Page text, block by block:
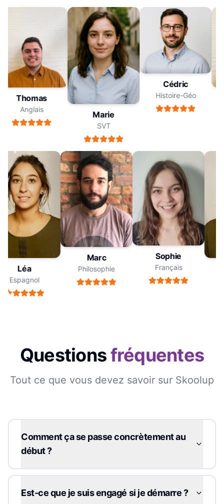
Thomas
Anglais
Marie
SVT
Cédric
Histoire-Géo
Léa
Espagnol
Marc
Philosophie
Sophie
Français
Questionsfréquentes
Tout ce que vous devez savoir sur Skoolup
Comment ça se passe concrètement au
début ?
Est-ce que je suis engagé si je démarre ?